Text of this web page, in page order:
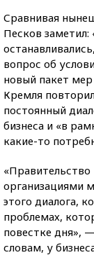
Сравнивая
Песков
вопрос об
новый пакет
Кремля
постоянный
бизнеса и «в
какие-то
«Правительство
организациями
этого диалога,
проблемах,
повестке дня»,
словам, у